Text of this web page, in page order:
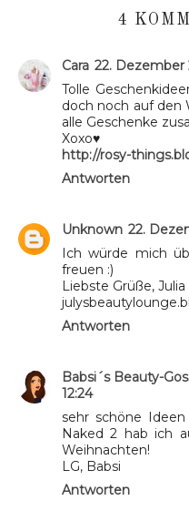
4
Cara 22. Dezember
Tolle
doch noch auf den
alle Geschenke
Xoxo♥
http://rosy-
Antworten
Unknown 22.
Ich würde mich
freuen :)
Liebste Grüße, Julia
Antworten
Babsi´s Beauty-
12:24
sehr schöne
Naked 2 hab ich
Weihnachten!
LG, Babsi
Antworten